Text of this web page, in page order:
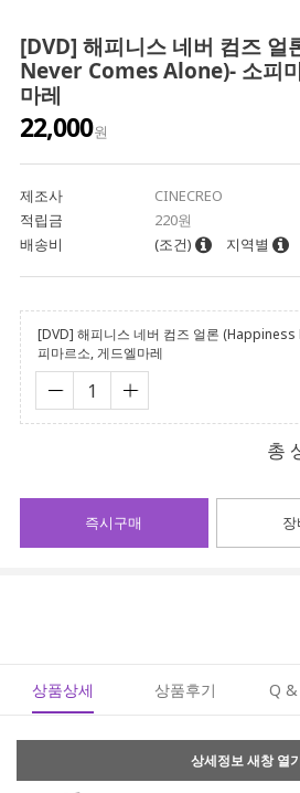
[DVD] 해피니스 네버 컴즈
Never Comes Alone)- 소피
마레
22,000원
제조사
CINECREO
적립금
220원
배송비
(조건) 지역별
[DVD] 해피니스 네버 컴즈 얼론
피마르소, 게드엘마레
총
즉시구매
상품상세 상품후기 Q
상세정보 새창 열